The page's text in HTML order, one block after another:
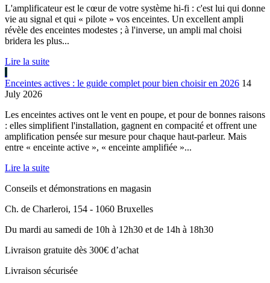
L'amplificateur est le cœur de votre système hi-fi : c'est lui qui donne
vie au signal et qui « pilote » vos enceintes. Un excellent ampli
révèle des enceintes modestes ; à l'inverse, un ampli mal choisi
bridera les plus...
Lire la suite
Enceintes actives : le guide complet pour bien choisir en 2026 14
July 2026
Les enceintes actives ont le vent en poupe, et pour de bonnes raisons
: elles simplifient l'installation, gagnent en compacité et offrent une
amplification pensée sur mesure pour chaque haut-parleur. Mais
entre « enceinte active », « enceinte amplifiée »...
Lire la suite
Conseils et démonstrations en magasin
Ch. de Charleroi, 154 - 1060 Bruxelles
Du mardi au samedi de 10h à 12h30 et de 14h à 18h30
Livraison gratuite dès 300€ d’achat
Livraison sécurisée